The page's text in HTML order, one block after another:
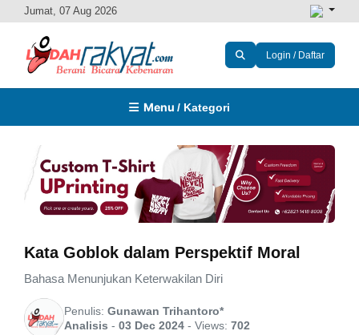
Jumat, 07 Aug 2026
Login / Daftar
Menu / Kategori
Kata Goblok dalam Perspektif Moral
Bahasa Menunjukan Keterwakilan Diri
Penulis: Gunawan Trihantoro*
Analisis - 03 Dec 2024 - Views: 702